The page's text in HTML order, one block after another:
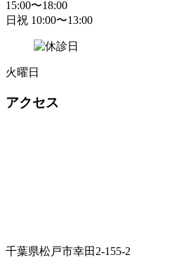
15:00〜18:00
日祝 10:00〜13:00
火曜日
アクセス
千葉県松戸市幸田2-155-2